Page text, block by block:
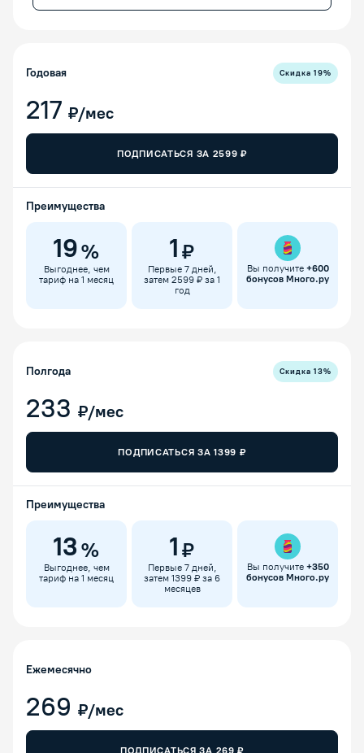
Годовая Скидка19%
217 ₽/мес
ПОДПИСАТЬСЯ ЗА 2599 ₽
Преимущества
19%
Выгоднее, чем
тариф на 1 месяц
1 ₽
Первые 7 дней,
затем 2599 ₽ за 1
год
Вы получите +600
бонусов Много.ру
Полгода Скидка13%
233 ₽/мес
ПОДПИСАТЬСЯ ЗА1399 ₽
Преимущества
13 %
Выгоднее, чем
тариф на 1 месяц
1 ₽
Первые 7 дней,
затем 1399 ₽ за 6
месяцев
Вы получите +350
бонусов Много.ру
Ежемесячно
269 ₽/мес
ПОДПИСАТЬСЯ ЗА 269 ₽